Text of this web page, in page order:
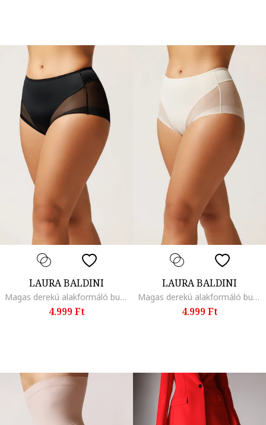
LAURA BALDINI
Magas derekú alakformáló bugyi, Fekete
4.999 Ft
LAURA BALDINI
Magas derekú alakformáló bugyi, Világosbézs
4.999 Ft